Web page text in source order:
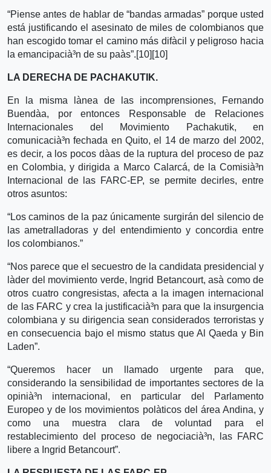
“Piense antes de hablar de “bandas armadas” porque usted
está justificando el asesinato de miles de colombianos que
han escogido tomar el camino más difà­cil y peligroso hacia
la emancipacià³n de su paà­s”.[10][10]
LA DERECHA DE PACHAKUTIK.
En la misma là­nea de las incomprensiones, Fernando
Buendà­a, por entonces Responsable de Relaciones
Internacionales del Movimiento Pachakutik, en
comunicacià³n fechada en Quito, el 14 de marzo del 2002,
es decir, a los pocos dà­as de la ruptura del proceso de paz
en Colombia, y dirigida a Marco Calarcá, de la Comisià³n
Internacional de las FARC-EP, se permite decirles, entre
otros asuntos:
“Los caminos de la paz únicamente surgirán del silencio de
las ametralladoras y del entendimiento y concordia entre
los colombianos.”
“Nos parece que el secuestro de la candidata presidencial y
là­der del movimiento verde, Ingrid Betancourt, asà­ como de
otros cuatro congresistas, afecta a la imagen internacional
de las FARC y crea la justificacià³n para que la insurgencia
colombiana y su dirigencia sean considerados terroristas y
en consecuencia bajo el mismo status que Al Qaeda y Bin
Laden”.
“Queremos hacer un llamado urgente para que,
considerando la sensibilidad de importantes sectores de la
opinià³n internacional, en particular del Parlamento
Europeo y de los movimientos polà­ticos del área Andina, y
como una muestra clara de voluntad para el
restablecimiento del proceso de negociacià³n, las FARC
libere a Ingrid Betancourt”.